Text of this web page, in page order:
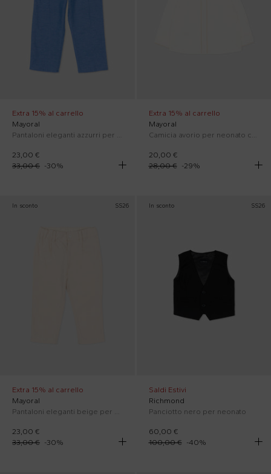
Extra 15% al carrello
Mayoral
Pantaloni eleganti azzurri per neonato
23,00 €
33,00 € -30%
Extra 15% al carrello
Mayoral
Camicia avorio per neonato con papillon
20,00 €
28,00 €
-29%
In sconto SS26
Extra 15% al carrello
Mayoral
Pantaloni eleganti beige per neonato
23,00 €
33,00 € -30%
In sconto SS26
Saldi Estivi
Richmond
Panciotto nero per neonato
60,00 €
100,00 €
-40%